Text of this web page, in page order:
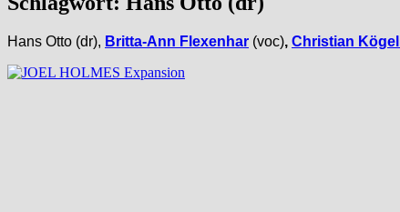
Hans Otto (dr), Britta-Ann Flexenhar (voc), Christian Kögel